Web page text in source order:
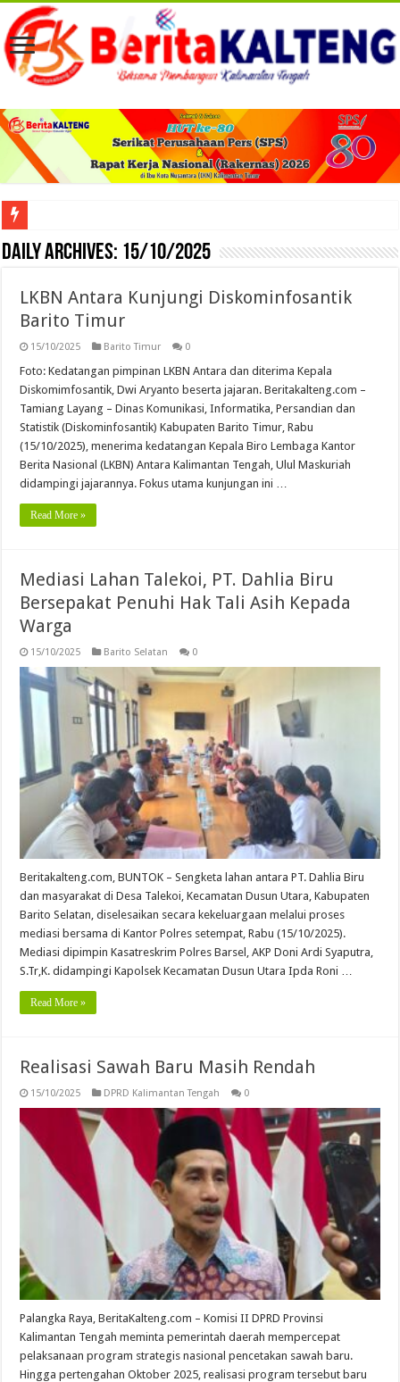
Viral! Selama Dua Bulan Lebih Siltap Serta Tunjangan Pemdes dan BPD di
Daily Archives: 15/10/2025
LKBN Antara Kunjungi Diskominfosantik
Barito Timur
15/10/2025 Barito Timur 0
Foto: Kedatangan pimpinan LKBN Antara dan diterima Kepala
Diskomimfosantik, Dwi Aryanto beserta jajaran. Beritakalteng.com –
Tamiang Layang – Dinas Komunikasi, Informatika, Persandian dan
Statistik (Diskominfosantik) Kabupaten Barito Timur, Rabu
(15/10/2025), menerima kedatangan Kepala Biro Lembaga Kantor
Berita Nasional (LKBN) Antara Kalimantan Tengah, Ulul Maskuriah
didampingi jajarannya. Fokus utama kunjungan ini …
Read More »
Mediasi Lahan Talekoi, PT. Dahlia Biru
Bersepakat Penuhi Hak Tali Asih Kepada
Warga
15/10/2025 Barito Selatan 0
Beritakalteng.com, BUNTOK – Sengketa lahan antara PT. Dahlia Biru
dan masyarakat di Desa Talekoi, Kecamatan Dusun Utara, Kabupaten
Barito Selatan, diselesaikan secara kekeluargaan melalui proses
mediasi bersama di Kantor Polres setempat, Rabu (15/10/2025).
Mediasi dipimpin Kasatreskrim Polres Barsel, AKP Doni Ardi Syaputra,
S.Tr,K. didampingi Kapolsek Kecamatan Dusun Utara Ipda Roni …
Read More »
Realisasi Sawah Baru Masih Rendah
15/10/2025 DPRD Kalimantan Tengah 0
Palangka Raya, BeritaKalteng.com – Komisi II DPRD Provinsi
Kalimantan Tengah meminta pemerintah daerah mempercepat
pelaksanaan program strategis nasional pencetakan sawah baru.
Hingga pertengahan Oktober 2025, realisasi program tersebut baru